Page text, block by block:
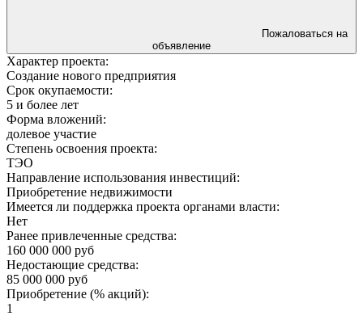
объявление
Характер проекта:
Создание нового предприятия
Срок окупаемости:
5 и более лет
Форма вложений:
долевое участие
Степень освоения проекта:
ТЭО
Направление использования инвестиций:
Приобретение недвижимости
Имеется ли поддержка проекта органами власти:
Нет
Ранее привлеченные средства:
160 000 000 руб
Недостающие средства:
85 000 000 руб
Приобретение (% акций):
1